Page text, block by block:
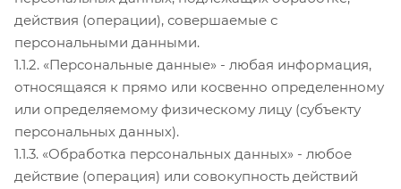
действия (операции), совершаемые с
персональными данными.
1.1.2. «Персональные данные» - любая информация,
относящаяся к прямо или косвенно определенному
или определяемому физическому лицу (субъекту
персональных данных).
1.1.3. «Обработка персональных данных» - любое
действие (операция) или совокупность действий